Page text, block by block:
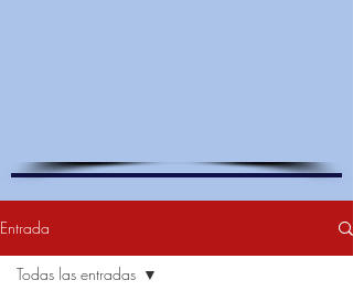
Entrada
Todas las entradas